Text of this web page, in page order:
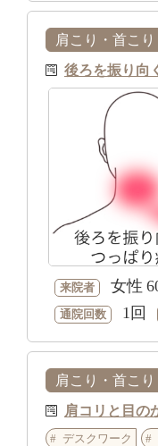
肩こり・首こり
後ろを振り向
来院者 女性
通院回数 1回
肩こり・首こり
肩コリと目の
デスクワーク